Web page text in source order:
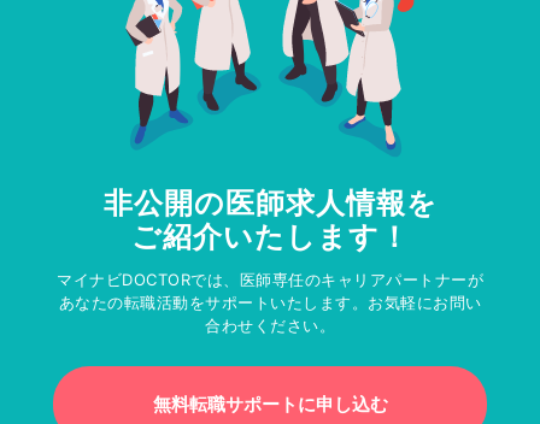
非公開の医師求人情報を
ご紹介いたします！
マイナビDOCTORでは、医師専任のキャリアパートナーが
あなたの転職活動をサポートいたします。お気軽にお問い
合わせください。
無料転職サポートに申し込む